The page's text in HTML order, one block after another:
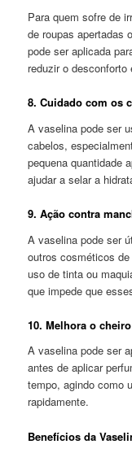
Para quem sofre de
de roupas apertadas
pode ser aplicada
reduzir o
8. Cuidado com os
A vaselina pode ser
cabelos,
pequena quantidade
ajudar a selar a
9. Ação contra
A vaselina pode ser
outros cosméticos
uso de tinta ou
que impede que
10. Melhora o
A vaselina pode ser
antes de aplicar
tempo, agindo como
rapidamente.
Benefícios da